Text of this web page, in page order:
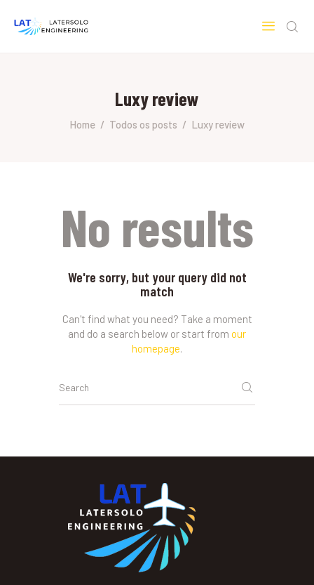
Luxy review
Home Todos os posts Luxy review
SOBRE A LATERSOLO
No results
We're sorry, but your query did not
match
Can't find what you need? Take a moment
and do a search below or start from our
homepage.